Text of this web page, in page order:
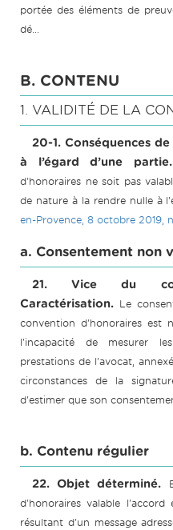
portée des éléments de
dé...
B. CONTENU
1. VALIDITÉ DE LA
20-1. Conséquences
à l’égard d’une
d'honoraires ne soit pas
de nature à la rendre nulle à
en-Provence, 8 octobre 2019,
a. Consentement non
21. Vice du
Caractérisation. Le
convention d'honoraires est
l'incapacité de mesurer
prestations de l'avocat,
circonstances de la
d'estimer que son
b. Contenu régulier
22. Objet déterminé.
d'honoraires valable
résultant d'un message